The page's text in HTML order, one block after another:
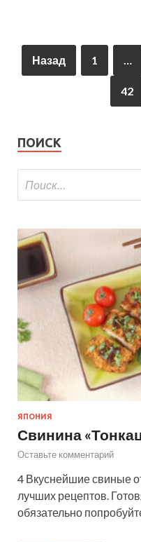
Назад 1 …
42
ПОИСК
ЯПОНИЯ
Свинина
Оставьте комментарий
4 Вкуснейшие свиные
лучших рецептов.
обязательно